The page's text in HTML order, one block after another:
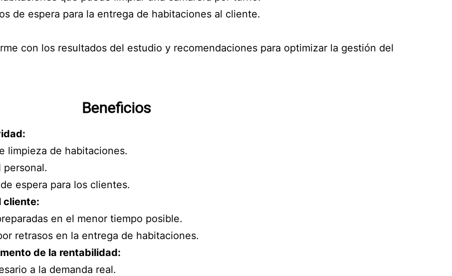
de espera para la entrega de habitaciones al cliente.
con los resultados del estudio y recomendaciones para optimizar la gestión del
Beneficios
limpieza de habitaciones.
espera para los clientes.
cliente:
en el menor tiempo posible.
retrasos en la entrega de habitaciones.
de la rentabilidad:
a la demanda real.